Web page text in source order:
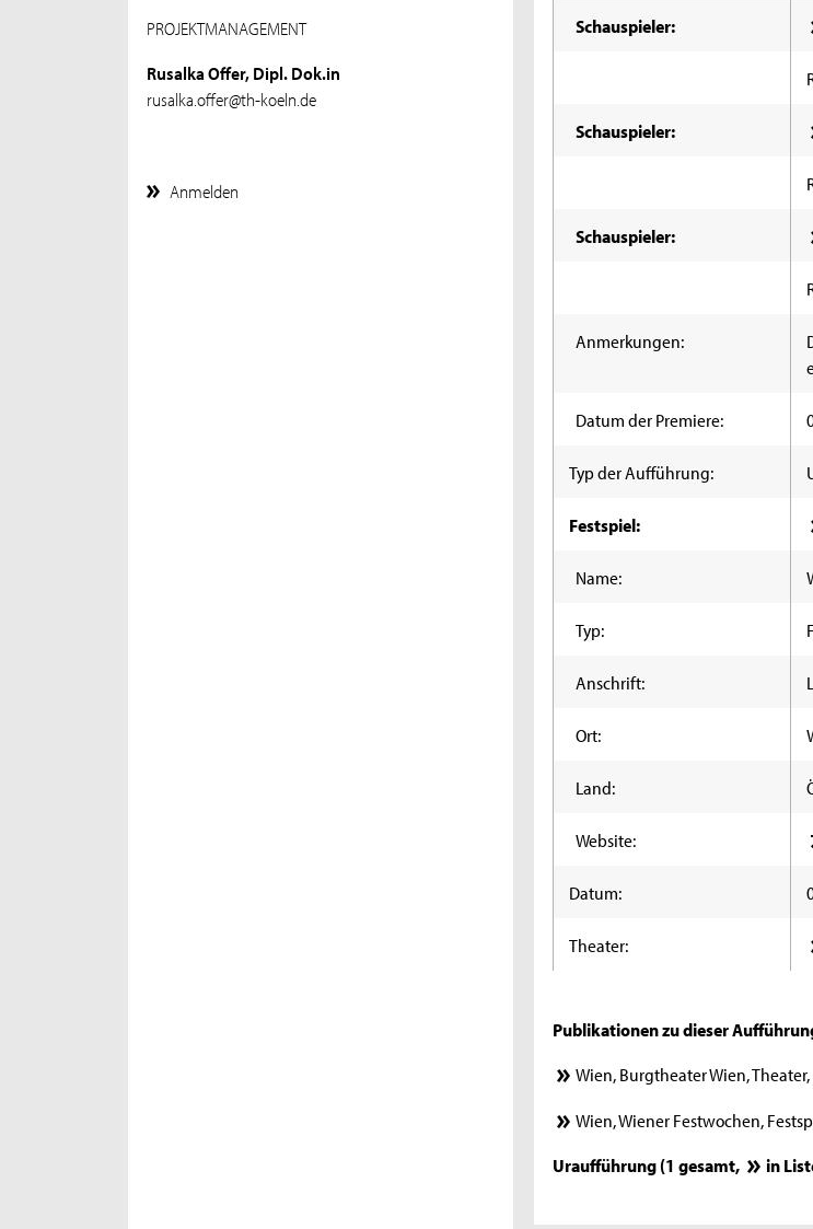
PROJEKTMANAGEMENT
Rusalka Offer, Dipl. Dok.in
rusalka.offer@th-koeln.de
Anmelden
Schauspieler:
Schauspieler:
Schauspieler:
Anmerkungen:
Datum der Premiere:
Typ der Aufführung:
Festspiel:
Name:
Typ:
Anschrift:
Ort:
Land:
Website:
Datum:
Theater:
Publikationen zu dieser
Wien, Burgtheater Wien,
Wien, Wiener Festwochen,
Uraufführung (1 gesamt,
in